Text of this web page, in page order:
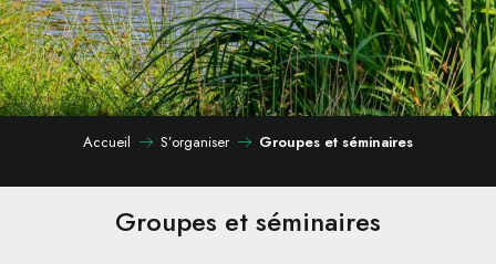
Accueil S’organiser Groupes et séminaires
Groupes et séminaires